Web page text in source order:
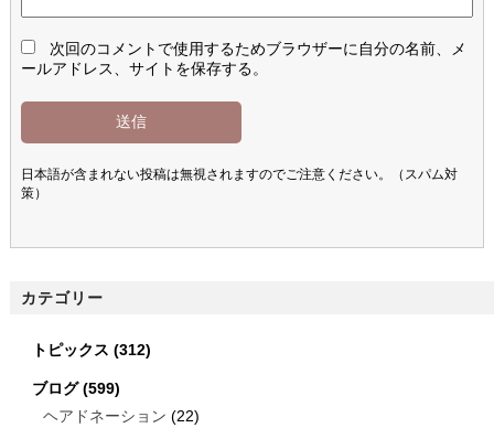
次回のコメントで使用するためブラウザーに自分の名前、メ
ールアドレス、サイトを保存する。
日本語が含まれない投稿は無視されますのでご注意ください。（スパム対
策）
カテゴリー
トピックス (312)
ブログ(599)
ヘアドネーション (22)